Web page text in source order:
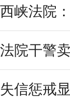
西峡法院
法院干警
失信惩戒